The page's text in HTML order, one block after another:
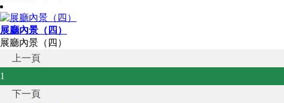
展廳內景（四）
展廳內景（四）
上一頁
1
下一頁